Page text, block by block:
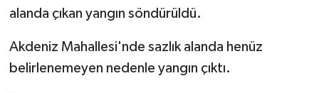
alanda çıkan yangın söndürüldü.
Akdeniz Mahallesi'nde sazlık alanda henüz
belirlenemeyen nedenle yangın çıktı.